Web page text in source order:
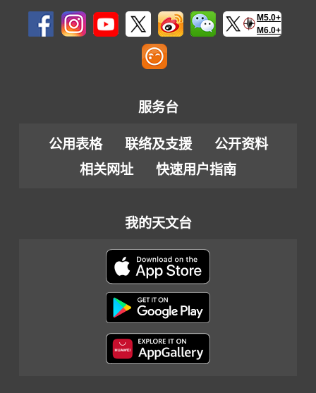
M5.0+
M6.0+
服务台
公用表格 联络及支援
公开资料
相关网址
快速用户指南
我的天文台